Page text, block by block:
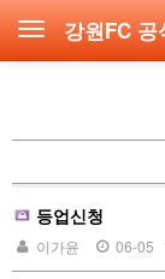
강원FC 공
등업신청
이가윤 06-05